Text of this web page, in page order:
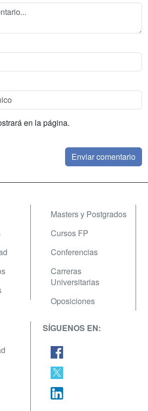
en la página.
Masters y Postgrados
Cursos FP
Conferencias
Carreras
Universitarias
Oposiciones
SÍGUENOS EN: